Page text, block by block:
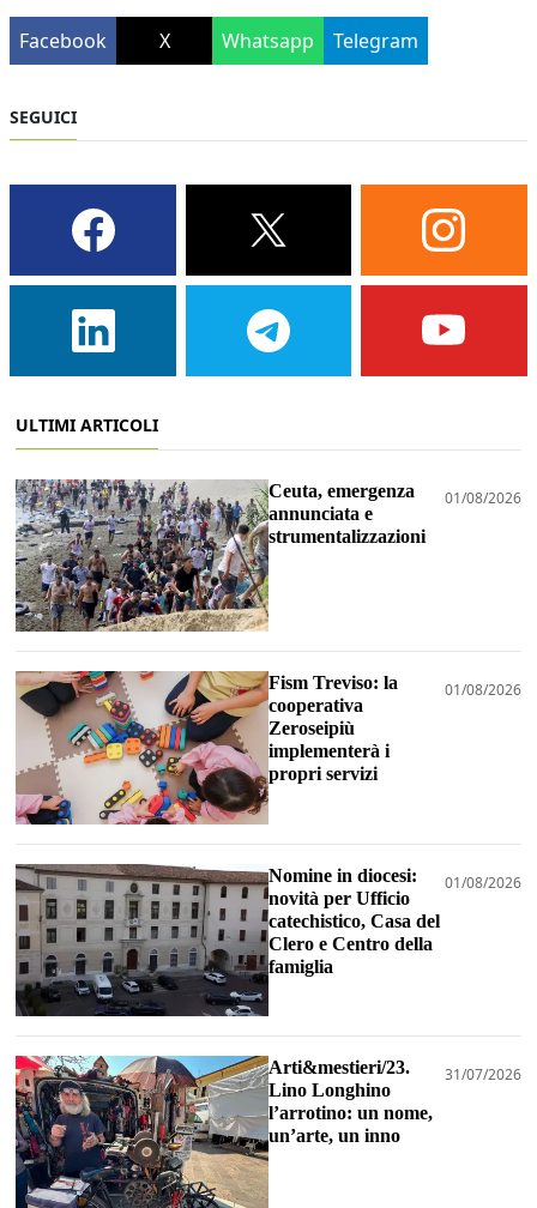
Facebook X Whatsapp Telegram
SEGUICI
ULTIMI ARTICOLI
Ceuta, emergenza
annunciata e
strumentalizzazioni
01/08/2026
Fism Treviso: la
cooperativa
Zeroseipiù
implementerà i
propri servizi
01/08/2026
Nomine in diocesi:
novità per Ufficio
catechistico, Casa del
Clero e Centro della
famiglia
01/08/2026
Arti&mestieri/23.
Lino Longhino
l’arrotino: un nome,
un’arte, un inno
31/07/2026